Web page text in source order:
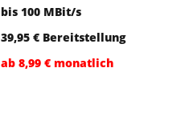
bis 100 MBit/s
39,95 € Bereitstellung
ab 8,99 € monatlich